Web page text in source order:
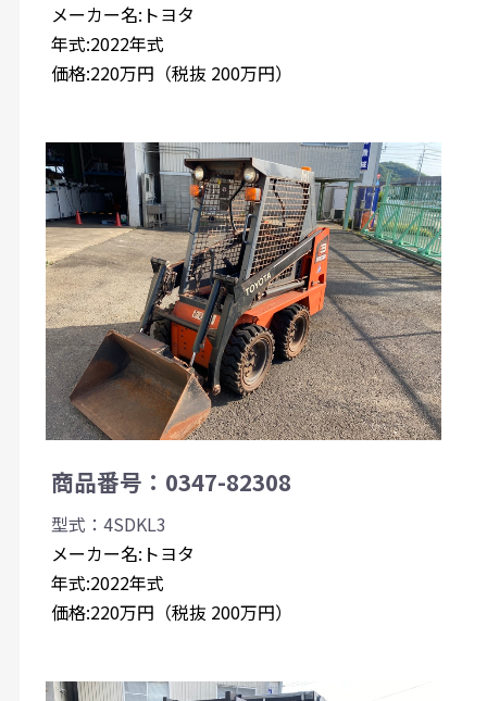
メーカー名:トヨタ
年式:2022年式
価格:220万円（税抜 200万円）
商品番号：0347-82308
型式：4SDKL3
メーカー名:トヨタ
年式:2022年式
価格:220万円（税抜 200万円）